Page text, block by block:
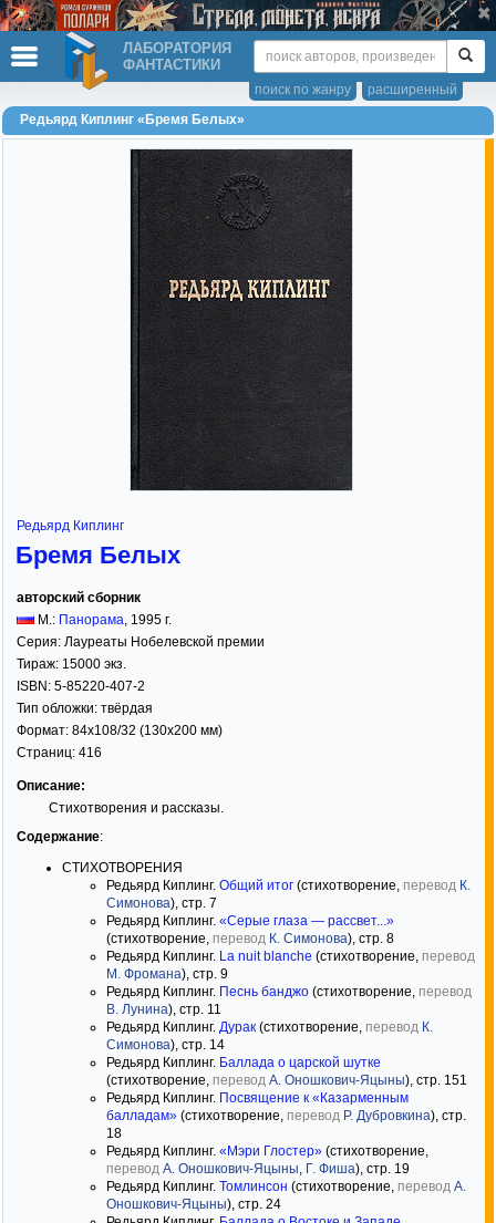
ЛАБОРАТОРИЯ
ФАНТАСТИКИ
расширенный
поиск по жанру
Редьярд Киплинг «Бремя Белых»
Редьярд Киплинг
Бремя Белых
авторский сборник
М.: Панорама, 1995 г.
Серия: Лауреаты Нобелевской премии
Тираж: 15000 экз.
ISBN: 5-85220-407-2
Тип обложки: твёрдая
Формат: 84x108/32 (130x200 мм)
Страниц: 416
Описание:
Стихотворения и рассказы.
Содержание:
СТИХОТВОРЕНИЯ
Редьярд Киплинг. Общий итог (стихотворение, перевод К.
Симонова), стр. 7
Редьярд Киплинг. «Серые глаза — рассвет...»
(стихотворение, перевод К. Симонова), стр. 8
Редьярд Киплинг. La nuit blanche (стихотворение, перевод
М. Фромана), стр. 9
Редьярд Киплинг. Песнь банджо (стихотворение, перевод
В. Лунина), стр. 11
Редьярд Киплинг. Дурак (стихотворение, перевод К.
Симонова), стр. 14
Редьярд Киплинг. Баллада о царской шутке
(стихотворение, перевод А. Оношкович-Яцыны), стр. 151
Редьярд Киплинг. Посвящение к «Казарменным
балладам» (стихотворение, перевод Р. Дубровкина), стр.
18
Редьярд Киплинг. «Мэри Глостер» (стихотворение,
перевод А. Оношкович-Яцыны, Г. Фиша), стр. 19
Редьярд Киплинг. Томлинсон (стихотворение, перевод А.
Оношкович-Яцыны), стр. 24